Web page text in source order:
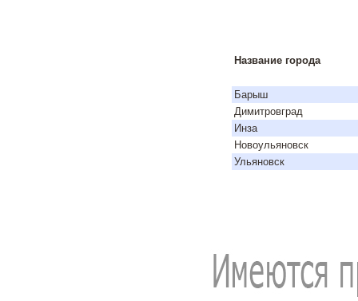
Название города
Барыш
Димитровград
Инза
Новоульяновск
Ульяновск